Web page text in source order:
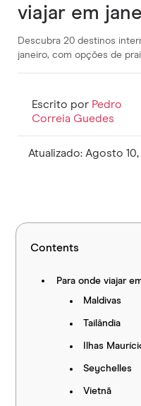
viajar em
Descubra 20 destinos
janeiro, com opções de
Escrito por Pedro
Correia Guedes
Atualizado: Agosto
Contents
Para onde viajar
Maldivas
Tailândia
Ilhas
Seychelles
Vietnã